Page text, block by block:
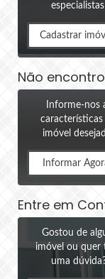
Cadastrar
Não
Informe-nos
características
imóvel
Informar
Entre em
Gostou de
imóvel ou quer
uma